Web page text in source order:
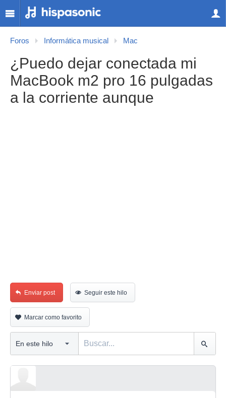
Foros Informática musical Mac
¿Puedo dejar conectada mi
MacBook m2 pro 16 pulgadas
a la corriente aunque
Enviar post Seguir este hilo
Marcar como favorito